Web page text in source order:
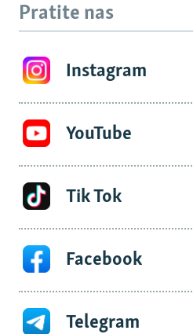
Pratite nas
Instagram
YouTube
Tik Tok
Facebook
Telegram